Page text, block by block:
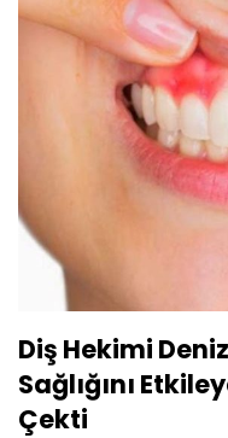
Diş Hekimi
Sağlığını
Çekti